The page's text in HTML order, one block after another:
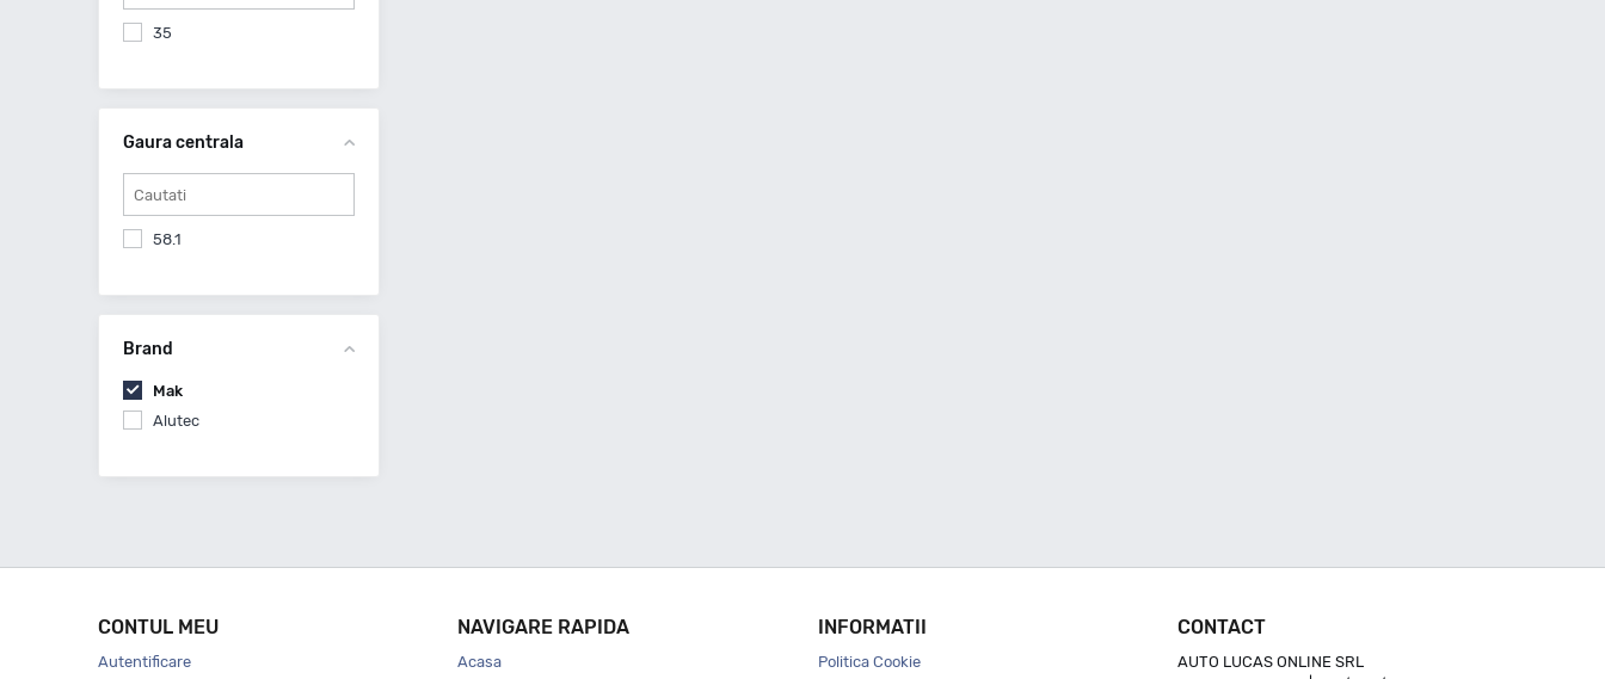
35
Gaura centrala
58.1
Brand
Mak
Alutec
CONTUL MEU
Autentificare
NAVIGARE RAPIDA
Acasa
INFORMATII
Politica Cookie
CONTACT
AUTO LUCAS ONLINE SRL